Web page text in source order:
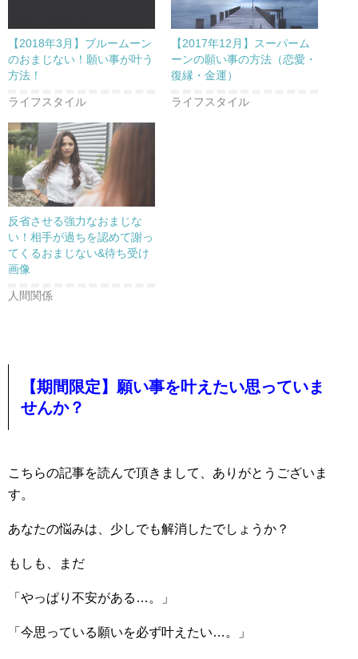
【2018年3月】ブルームーン
のおまじない！願い事が叶う
方法！
ライフスタイル
【2017年12月】スーパーム
ーンの願い事の方法（恋愛・
復縁・金運）
ライフスタイル
反省させる強力なおまじな
い！相手が過ちを認めて謝っ
てくるおまじない&待ち受け
画像
人間関係
【期間限定】願い事を叶えたい思っていま
せんか？
こちらの記事を読んで頂きまして、ありがとうございま
す。
あなたの悩みは、少しでも解消したでしょうか？
もしも、まだ
「やっぱり不安がある…。」
「今思っている願いを必ず叶えたい…。」